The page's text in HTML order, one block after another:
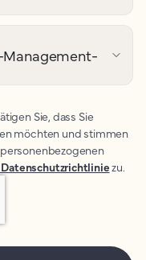
Management-
Sie, dass Sie
möchten und stimmen
Datenschutzrichtliniezu.